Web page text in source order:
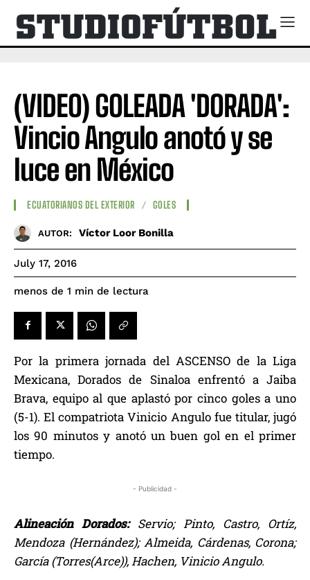
(VIDEO) GOLEADA 'DORADA':
Vincio Angulo anotó y se
luce en México
ECUATORIANOS DEL EXTERIOR GOLES
AUTOR: Víctor Loor Bonilla
July 17, 2016
menos de 1 min de lectura
Por la primera jornada del ASCENSO de la Liga
Mexicana, Dorados de Sinaloa enfrentó a Jaiba
Brava, equipo al que aplastó por cinco goles a uno
(5-1). El compatriota Vinicio Angulo fue titular, jugó
los 90 minutos y anotó un buen gol en el primer
tiempo.
- Publicidad -
Alineación Dorados:Servio; Pinto, Castro, Ortíz,
Mendoza (Hernández); Almeida, Cárdenas, Corona;
García (Torres(Arce)), Hachen, Vinicio Angulo.